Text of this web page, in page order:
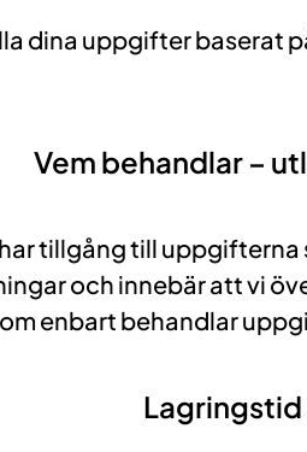
dina uppgifter baserat
Vem behandlar –
tillgång till
och innebär att vi
enbart behandlar